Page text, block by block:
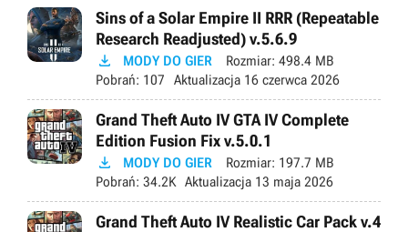
Sins of a Solar Empire II RRR (Repeatable
Research Readjusted) v.5.6.9
 MODY DO GIER Rozmiar: 498.4 MB
Pobrań: 107 Aktualizacja 16 czerwca 2026
Grand Theft Auto IV GTA IV Complete
Edition Fusion Fix v.5.0.1
 MODY DO GIER Rozmiar: 197.7 MB
Pobrań: 34.2K Aktualizacja 13 maja 2026
Grand Theft Auto IV Realistic Car Pack v.4